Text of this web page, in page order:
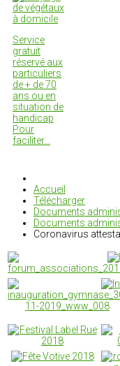
Service
gratuit
réservé aux
particuliers
de + de 70
ans ou en
situation de
handicap
Pour
faciliter…
Accueil
Télécharger
Documents
Documents
Coronavirus